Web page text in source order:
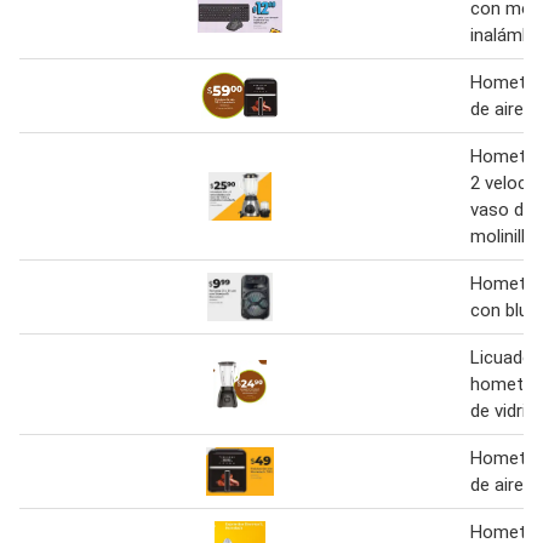
con
de aire
2
vaso de
molinillo
con
de vidrio
de aire